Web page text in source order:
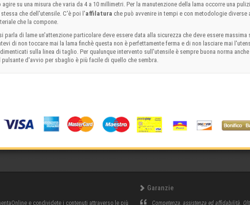
agire su una misura che varia da 4 a 10 millimetri. Per la manutenzione della lama occorre una
stessa che dell'utensile. C'è poi l'affilatura che può avvenire in tempi e con metodologie diverse
che la compone.
parla di lame un'attenzione particolare deve essere data alla sicurezza che deve essere massima
di non toccare mai la lama finchè questa non è perfettamente ferma e di non lasciare mai
sulla linea di taglio. Per qualunque intervento sull'utensile è sempre buona norma anche
pulsante d'avvio per sbaglio è più facile di quello che sembra.
e condividete i contenuti attraverso le più
Garanzie
Competenza, assistenza ed affidabilità.